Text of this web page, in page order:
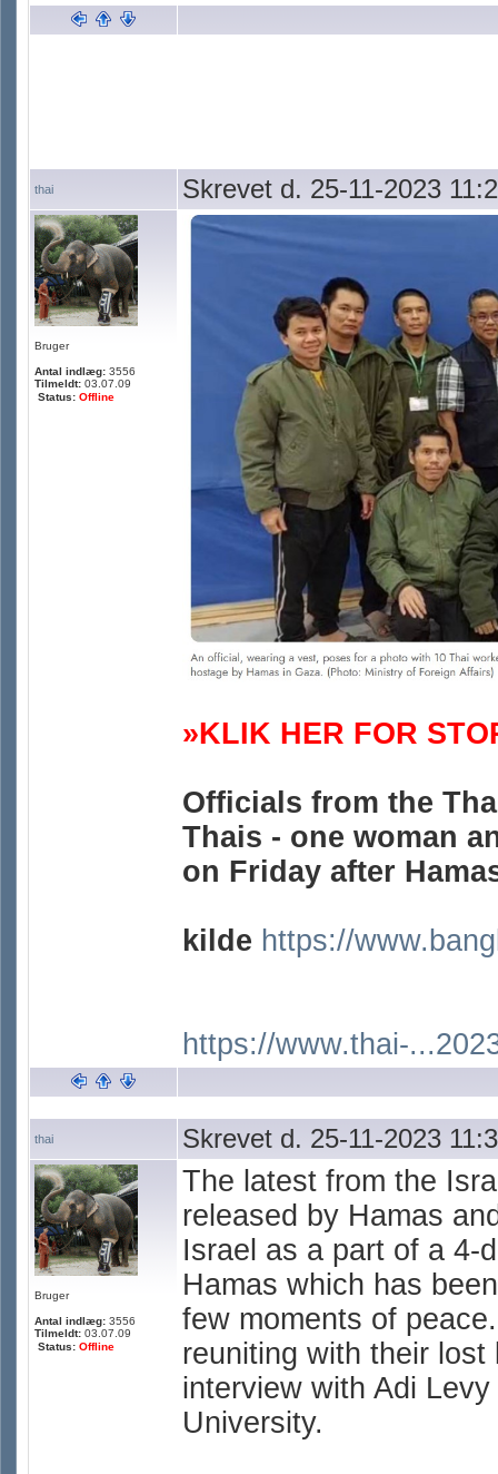
thai Skrevet d. 25-11-2023
Bruger
Antal indlæg: 3556
Tilmeldt: 03.07.09
Status: Offline
»KLIK HER FOR
Officials from the
Thais - one woman
on Friday after
kilde https://
https://www.thai-
thai Skrevet d. 25-11-2023
Bruger
Antal indlæg: 3556
Tilmeldt: 03.07.09
Status: Offline
The latest from the
released by Hamas
Israel as a part of a 4-
Hamas which has
few moments of
reuniting with their
interview with Adi
University.